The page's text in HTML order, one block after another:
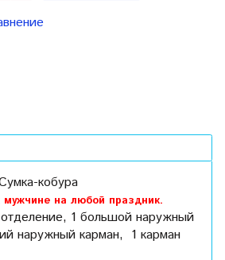
на любой праздник.
1 большой наружный
наружный карман, 1 карман